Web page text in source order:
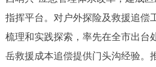
指挥平台。对户外探险及救援追偿
梳理和实践探索，率先在全市出台
岳救援成本追偿提供门头沟经验。